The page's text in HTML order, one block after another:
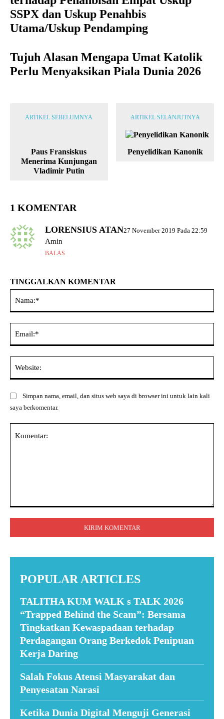
SSPX dan Uskup Penahbis
Utama/Uskup Pendamping
Tujuh Alasan Mengapa Umat Katolik
Perlu Menyaksikan Piala Dunia 2026
ARTIKEL SEBELUMNYA
Paus Fransiskus
Menerima Kunjungan
Vladimir Putin
ARTIKEL SELANJUTNYA
Penyelidikan Kanonik
1 KOMENTAR
LORENSIUS ATAN27 November 2019 Pada 22:59
Amin
BALAS
TINGGALKAN KOMENTAR
Simpan nama, email, dan situs web saya di browser ini untuk lain kali
saya berkomentar.
POPULAR ARTICLES
TALITHA KUM WALK s TALK 2026
“Trapped Behind the Scam”: Bersama
Tingkatkan Kewaspadaan terhadap
Perdagangan Orang Berkedok Penipuan
Kerja Daring
Salah Fokus Atensi Masyarakat dan
Penyesatan Narasi
Ketika Dunia Digital Menguji Generasi